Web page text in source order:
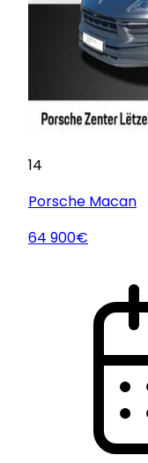
14
Porsche Macan
64 900€